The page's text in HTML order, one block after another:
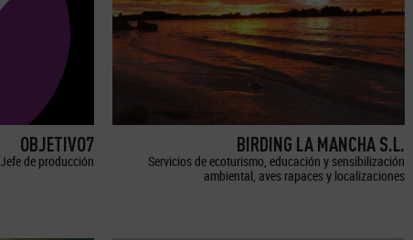
OBJETIVO7
de producción
BIRDING LA MANCHA S.L.
Servicios de ecoturismo, educación y sensibilización
ambiental, aves rapaces y localizaciones